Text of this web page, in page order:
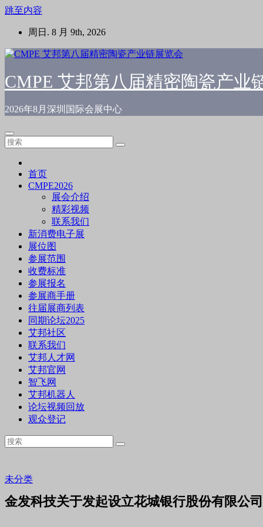
跳至内容
周日. 8 月 9th, 2026
CMPE 艾邦第八届精密陶瓷产业
2026年8月深圳国际会展中心
首页
CMPE2026
展会介绍
精彩视频
联系我们
新消费电子展
展位图
参展范围
收费标准
参展报名
参展商手册
往届展商列表
同期论坛2025
艾邦社区
联系我们
艾邦人才网
艾邦官网
智飞网
艾邦机器人
论坛视频回放
观众登记
未分类
金发科技关于发起设立花城银行股份有限公